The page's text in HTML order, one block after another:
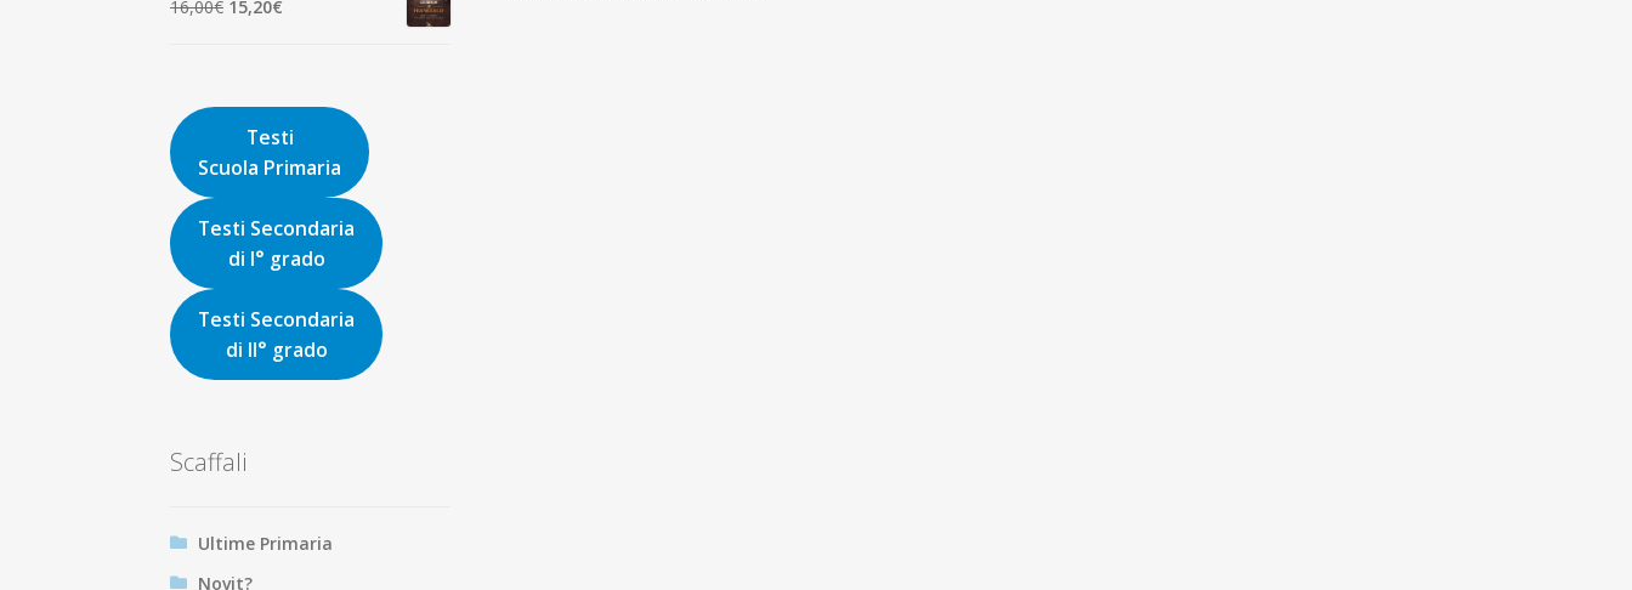
9,00€.
16,00€ Il
16,00€.
15,20€
15,20€.
Testi
Scuola Primaria
Testi Secondaria
di I° grado
Testi Secondaria
di II° grado
Scaffali
Ultime Primaria
Novit?